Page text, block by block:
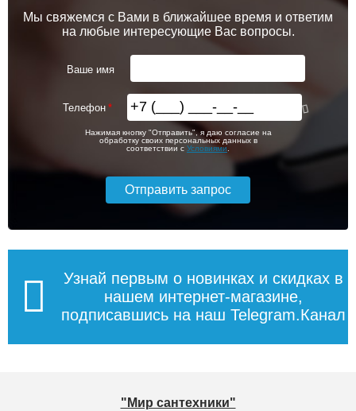
Мы свяжемся с Вами в ближайшее время и ответим
на любые интересующие Вас вопросы.
Ваше имя
Телефон
Нажимая кнопку "Отправить", я даю согласие на
обработку своих персональных данных в
соответствии с Условиями
Узнай первым о новинках и скидках в
нашем интернет-магазине,
подписавшись на наш Telegram.Канал
"Мир сантехники"